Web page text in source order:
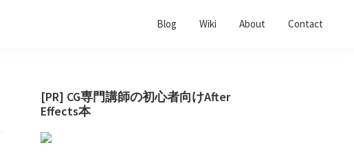
Blog Wiki About Contact
最
初
の
[PR] CG専門講師の初心者向けAfter
Effects本